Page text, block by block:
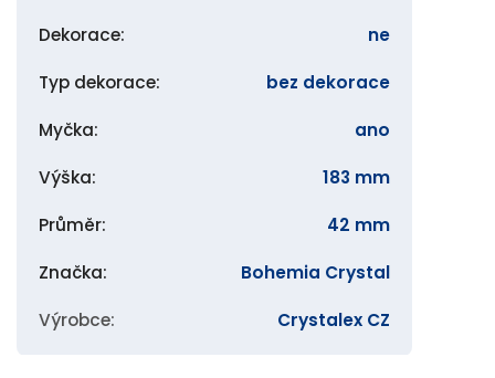
Dekorace: ne
Typ dekorace: bez dekorace
Myčka: ano
Výška: 183 mm
Průměr: 42 mm
Značka: Bohemia Crystal
Výrobce: Crystalex CZ